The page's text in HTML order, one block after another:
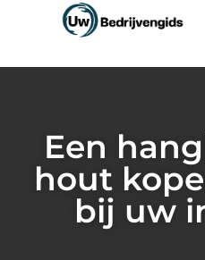
Een
hout
bij uw